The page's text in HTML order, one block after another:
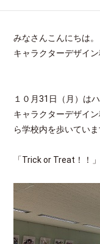
みなさんこんにちは。
キャラクターデザイン
１０月31日（月）は
キャラクターデザイ
ら学校内を歩いていま
「Trick or Treat！！」